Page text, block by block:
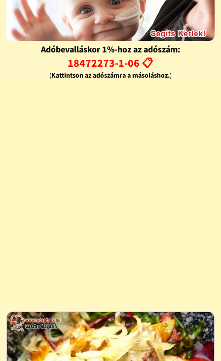
Adóbevalláskor 1%-hoz az adószám:
18472273-1-06 📋
(Kattintson az adószámra a másoláshoz.)